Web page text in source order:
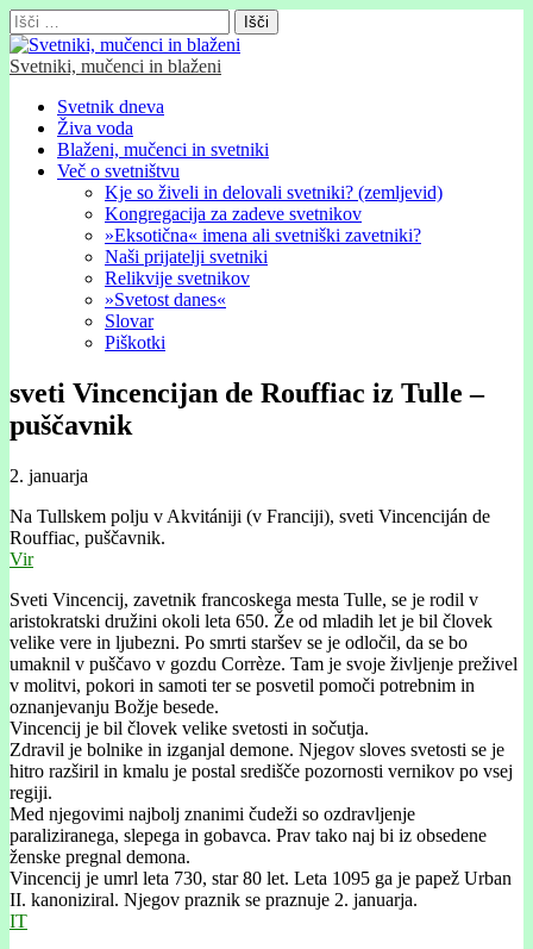
Išči:
Svetniki, mučenci in blaženi
Glavni
meni
Skip
content
Svetnik dneva
Živa voda
Blaženi, mučenci in svetniki
Več o svetništvu
Kje so živeli in delovali svetniki? (zemljevid)
Kongregacija za zadeve svetnikov
»Eksotična« imena ali svetniški zavetniki?
Naši prijatelji svetniki
Relikvije svetnikov
»Svetost danes«
Slovar
Piškotki
sveti Vincencijan de Rouffiac iz Tulle –
puščavnik
2. januarja
Na Tullskem polju v Akvitániji (v Franciji), sveti Vincenciján de
Rouffiac, puščavnik.
Vir
Sveti Vincencij, zavetnik francoskega mesta Tulle, se je rodil v
aristokratski družini okoli leta 650. Že od mladih let je bil človek
velike vere in ljubezni. Po smrti staršev se je odločil, da se bo
umaknil v puščavo v gozdu Corrèze. Tam je svoje življenje preživel
v molitvi, pokori in samoti ter se posvetil pomoči potrebnim in
oznanjevanju Božje besede.
Vincencij je bil človek velike svetosti in sočutja.
Zdravil je bolnike in izganjal demone. Njegov sloves svetosti se je
hitro razširil in kmalu je postal središče pozornosti vernikov po vsej
regiji.
Med njegovimi najbolj znanimi čudeži so ozdravljenje
paraliziranega, slepega in gobavca. Prav tako naj bi iz obsedene
ženske pregnal demona.
Vincencij je umrl leta 730, star 80 let. Leta 1095 ga je papež Urban
II. kanoniziral. Njegov praznik se praznuje 2. januarja.
IT